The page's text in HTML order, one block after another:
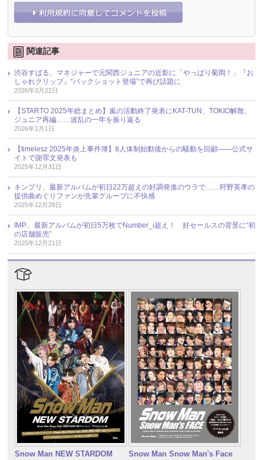
関連記事
渋谷すばる、マネジャーで元関西ジュニアの近影に「やっぱり菊岡！」『お
しゃれクリップ』“バックショット登場”で再び話題に
2026年3月22日
【STARTO 2025年総まとめ】嵐の活動終了発表にKAT-TUN、TOKIO解散、
ジュニア再編……波乱の一年を振り返る
2026年1月1日
【timelesz 2025年炎上事件簿】8人体制始動後からの騒動を回顧――公式サ
イトで謝罪文発表も
2025年12月31日
キンプリ、最新アルバムが初日22万超えの好調発進のウラで……狩野英孝の
提供曲めぐりファンが先輩グループに不快感
2025年12月28日
IMP.、最新アルバムが初日5万枚でNumber_i超え！ 好セールスの背景に“初
の店舗販売”
2025年12月21日
Snow Man NEW STARDOM Snow Man Snow Man's Face